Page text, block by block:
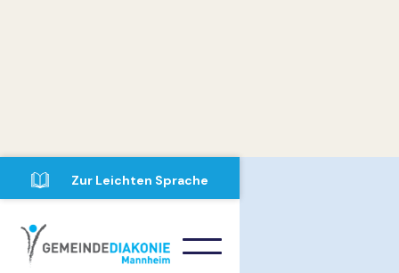
Zur Leichten Sprache